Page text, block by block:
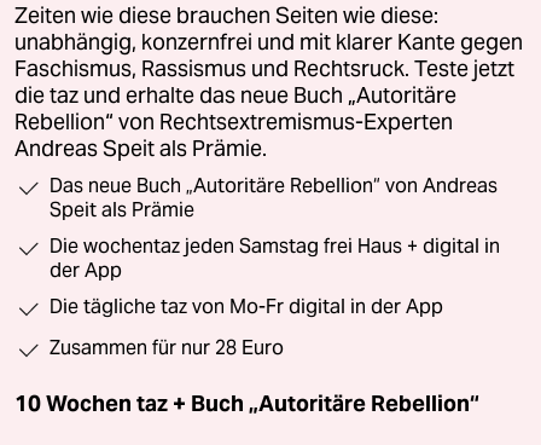
Zeiten wie diese brauchen Seiten wie diese:
unabhängig, konzernfrei und mit klarer Kante gegen
Faschismus, Rassismus und Rechtsruck. Teste jetzt
die taz und erhalte das neue Buch „Autoritäre
Rebellion“ von Rechtsextremismus-Experten
Andreas Speit als Prämie.
Das neue Buch „Autoritäre Rebellion“ von Andreas
Speit als Prämie
Die wochentaz jeden Samstag frei Haus + digital in
der App
Die tägliche taz von Mo-Fr digital in der App
Zusammen für nur 28 Euro
10 Wochen taz + Buch „Autoritäre Rebellion“